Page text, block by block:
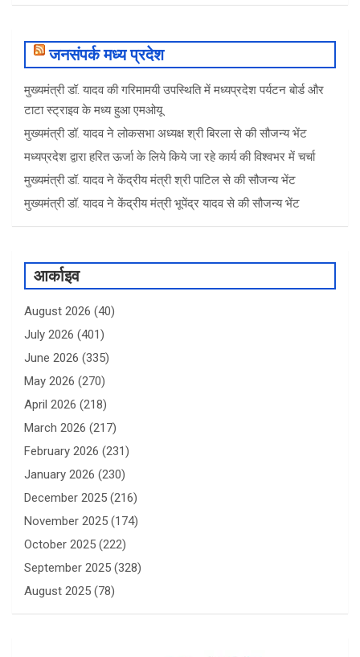
जनसंपर्क मध्य प्रदेश
मुख्यमंत्री डॉ. यादव की गरिमामयी उपस्थिति में मध्यप्रदेश पर्यटन बोर्ड और
टाटा स्ट्राइव के मध्य हुआ एमओयू
मुख्यमंत्री डॉ. यादव ने लोकसभा अध्यक्ष श्री बिरला से की सौजन्य भेंट
मध्यप्रदेश द्वारा हरित ऊर्जा के लिये किये जा रहे कार्य की विश्वभर में चर्चा
मुख्यमंत्री डॉ. यादव ने केंद्रीय मंत्री श्री पाटिल से की सौजन्य भेंट
मुख्यमंत्री डॉ. यादव ने केंद्रीय मंत्री भूपेंद्र यादव से की सौजन्य भेंट
आर्काइव
August 2026 (40)
July 2026 (401)
June 2026 (335)
May 2026 (270)
April 2026 (218)
March 2026 (217)
February 2026 (231)
January 2026 (230)
December 2025 (216)
November 2025 (174)
October 2025 (222)
September 2025 (328)
August 2025 (78)